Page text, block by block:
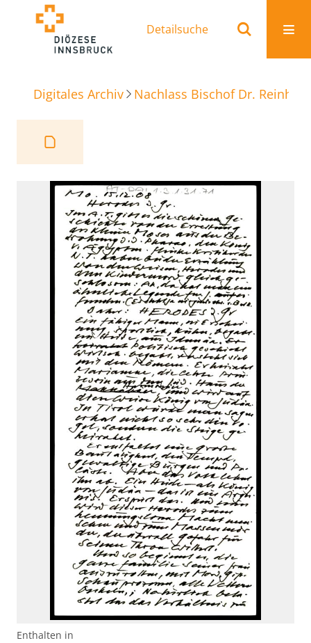
Detailsuche
Digitales Archiv Nachlass Bischof Dr.
Enthalten in